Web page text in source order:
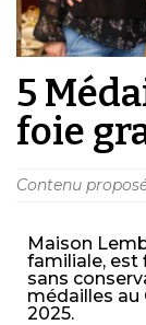
5
foie
Contenu
Maison
familiale, est
sans
médailles au
2025.